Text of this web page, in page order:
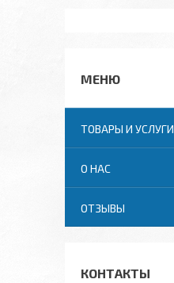
ТОВАРЫ И УСЛУГИ
О НАС
ОТЗЫВЫ
КОНТАКТЫ